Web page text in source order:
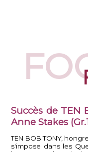
Succès de TEN
Anne Stakes
TEN BOB TONY,
s'impose dans les